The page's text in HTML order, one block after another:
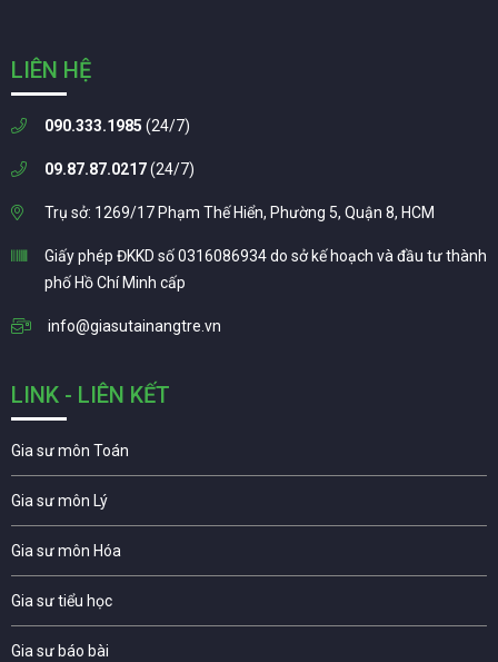
LIÊN HỆ
090.333.1985 (24/7)
09.87.87.0217(24/7)
Trụ sở: 1269/17 Phạm Thế Hiển, Phường 5, Quận 8, HCM
Giấy phép ĐKKD số 0316086934 do sở kế hoạch và đầu tư thành
phố Hồ Chí Minh cấp
info@giasutainangtre.vn
LINK - LIÊN KẾT
Gia sư môn Toán
Gia sư môn Lý
Gia sư môn Hóa
Gia sư tiểu học
Gia sư báo bài